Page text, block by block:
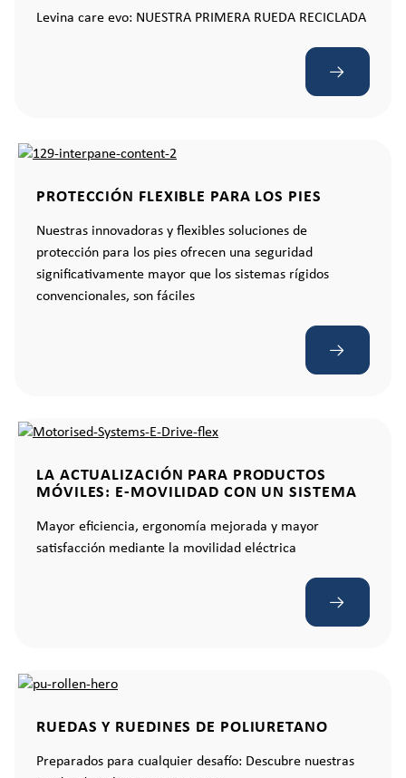
Levina care evo: NUESTRA PRIMERA RUEDA RECICLADA
PROTECCIÓN FLEXIBLE PARA LOS PIES
Nuestras innovadoras y flexibles soluciones de
protección para los pies ofrecen una seguridad
significativamente mayor que los sistemas rígidos
convencionales, son fáciles
LA ACTUALIZACIÓN PARA PRODUCTOS
MÓVILES: E-MOVILIDAD CON UN SISTEMA
Mayor eficiencia, ergonomía mejorada y mayor
satisfacción mediante la movilidad eléctrica
RUEDAS Y RUEDINES DE POLIURETANO
Preparados para cualquier desafío: Descubre nuestras